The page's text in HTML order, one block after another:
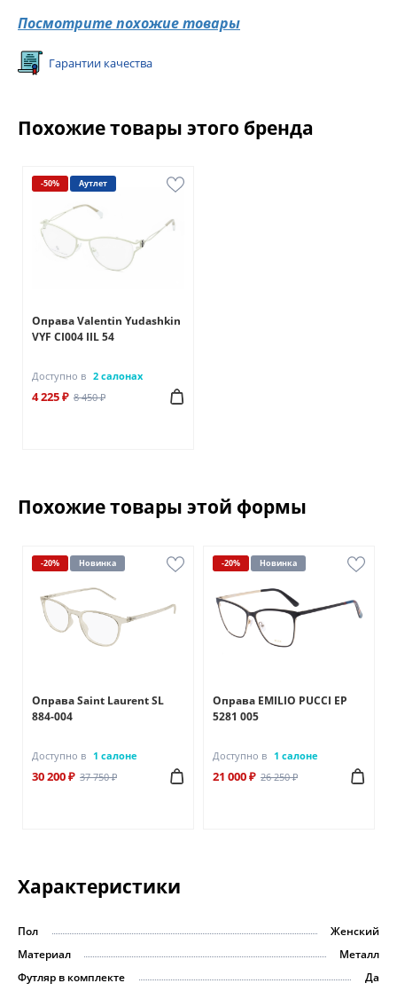
Посмотрите похожие товары
Гарантии качества
Похожие товары этого бренда
-50% Аутлет
Оправа Valentin Yudashkin
VYF CI004 IIL 54
Доступно в 2 салонах
4 225 ₽ 8 450 ₽
Похожие товары этой формы
-20% Новинка
Оправа Saint Laurent SL
884-004
Доступно в 1 салоне
30 200 ₽ 37 750 ₽
-20% Новинка
Оправа EMILIO PUCCI EP
5281 005
Доступно в 1 салоне
21 000 ₽ 26 250 ₽
Характеристики
Пол
Женский
Материал
Металл
Футляр в комплекте
Да